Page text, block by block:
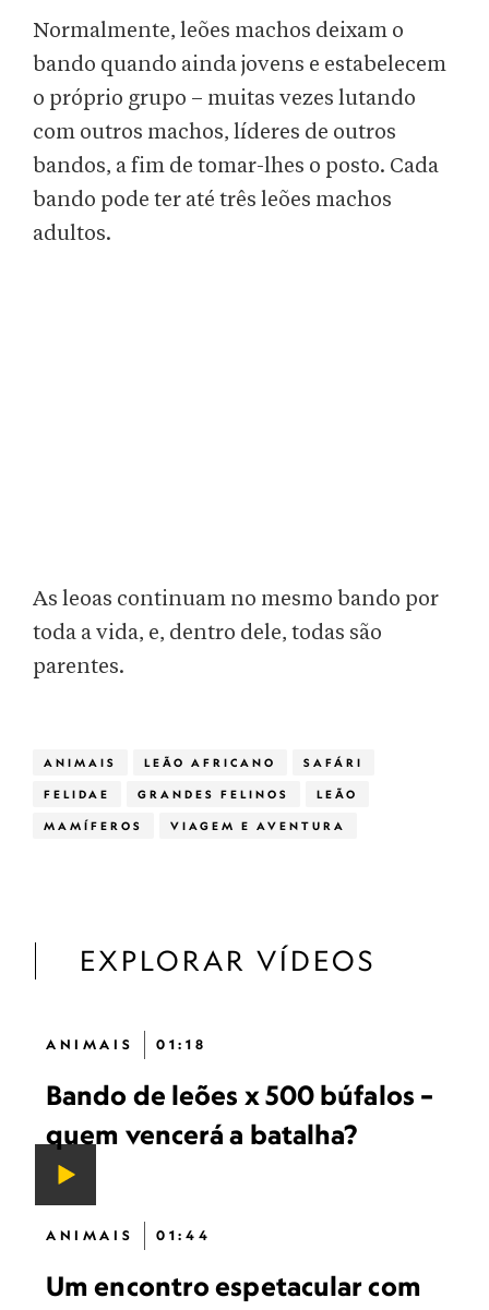
Normalmente, leões machos deixam o
bando quando ainda jovens e estabelecem
o próprio grupo – muitas vezes lutando
com outros machos, líderes de outros
bandos, a fim de tomar-lhes o posto. Cada
bando pode ter até três leões machos
adultos.
As leoas continuam no mesmo bando por
toda a vida, e, dentro dele, todas são
parentes.
ANIMAIS LEÃO AFRICANO SAFÁRI
FELIDAE GRANDES FELINOS LEÃO
MAMÍFEROS VIAGEM E AVENTURA
EXPLORAR VÍDEOS
ANIMAIS 01:18
Bando de leões x 500 búfalos –
quem vencerá a batalha?
ANIMAIS 01:44
Um encontro espetacular com